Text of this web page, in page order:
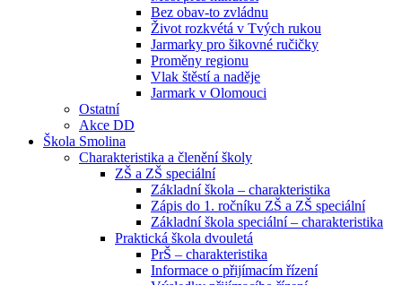
Bez obav-to zvládnu
Život rozkvétá v Tvých rukou
Jarmarky pro šikovné ručičky
Proměny regionu
Vlak štěstí a naděje
Jarmark v Olomouci
Ostatní
Akce DD
Škola Smolina
Charakteristika a členění školy
ZŠ a ZŠ speciální
Základní škola – charakteristika
Zápis do 1. ročníku ZŠ a ZŠ speciální
Základní škola speciální – charakteristika
Praktická škola dvouletá
PrŠ – charakteristika
Informace o přijímacím řízení